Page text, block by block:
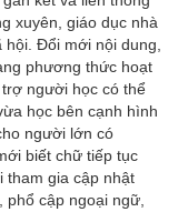
xuyên, giáo dục nhà
hội. Đổi mới nội dung,
phương thức hoạt
người học có thể
học bên cạnh hình
người lớn có
biết chữ tiếp tục
tham gia cập nhật
phổ cập ngoại ngữ,